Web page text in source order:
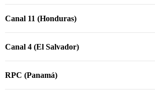
Canal 11 (Honduras)
Canal 4 (El Salvador)
RPC (Panamá)